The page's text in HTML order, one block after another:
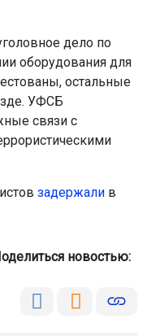
дело по
оборудования для
остальные
УФСБ
связи с
задержали в
новостью: